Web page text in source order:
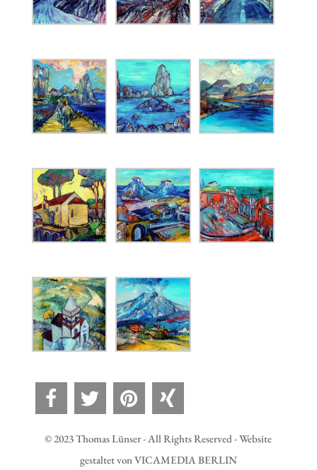
© 2023 Thomas Lünser - All Rights Reserved - Website
gestaltet von VICAMEDIA BERLIN